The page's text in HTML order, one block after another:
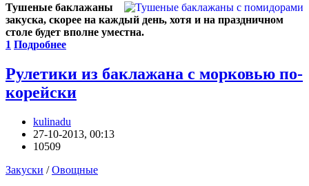
Тушеные баклажаны
закуска, скорее на каждый день, хотя и на праздничном
столе будет вполне уместна.
1 Подробнее
Рулетики из баклажана с морковью по-
корейски
kulinadu
27-10-2013, 00:13
10509
Закуски /Овощные